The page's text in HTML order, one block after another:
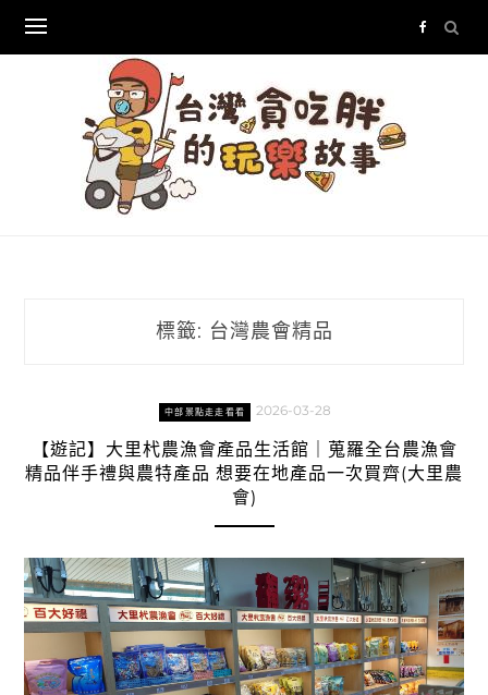
content
標籤: 台灣農會精品
中部景點走走看看 2026-03-28
【遊記】大里杙農漁會產品生活館｜蒐羅全台農漁會
精品伴手禮與農特產品 想要在地產品一次買齊(大里農
會)